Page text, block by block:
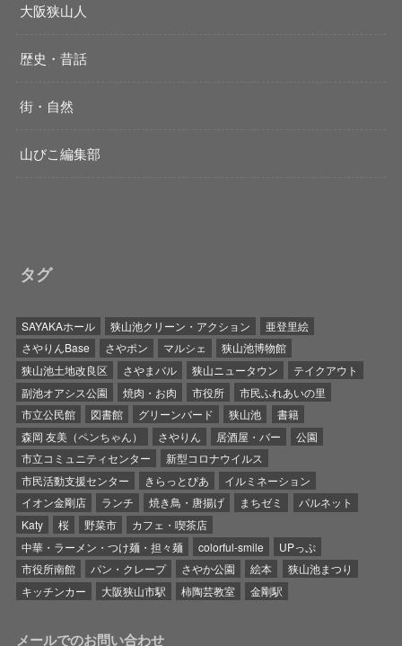
大阪狭山人
歴史・昔話
街・自然
山びこ編集部
タグ
SAYAKAホール 狭山池クリーン・アクション
亜登里絵
さやりんBase
さやポン マルシェ
狭山池博物館
狭山池土地改良区
さやまバル 狭山ニュータウン
テイクアウト
副池オアシス公園
焼肉・お肉 市役所
市民ふれあいの里
市立公民館
図書館 グリーンバード 狭山池
書籍
森岡 友美（ペンちゃん）
さやりん 居酒屋・バー
公園
市立コミュニティセンター
新型コロナウイルス
市民活動支援センター
きらっとぴあ
イルミネーション
イオン金剛店
ランチ 焼き鳥・唐揚げ まちゼミ
パルネット
Katy
桜 野菜市
カフェ・喫茶店
中華・ラーメン・つけ麺・担々麺
colorful-smile
UPっぷ
市役所南館
パン・クレープ さやか公園 絵本
狭山池まつり
キッチンカー
大阪狭山市駅 柿陶芸教室 金剛駅
メールでのお問い合わせ